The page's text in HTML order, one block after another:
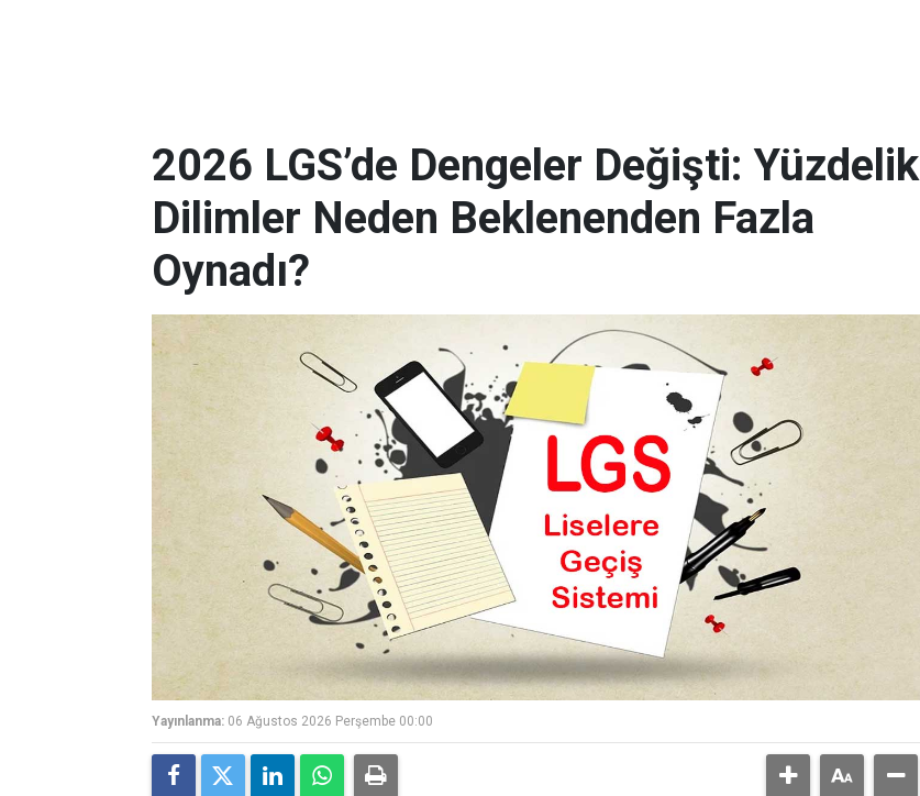
2026 LGS’de Dengeler Değişti: Yüzdelik
Dilimler Neden Beklenenden Fazla
Oynadı?
Yayınlanma: 06 Ağustos 2026 Perşembe 00:00